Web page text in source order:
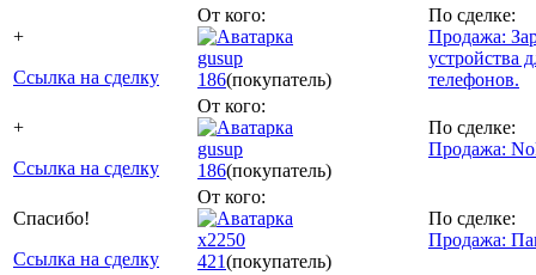
+
Ссылка на сделку
От кого:
gusup
186(покупатель)
По сделке:
Продажа:
устройства
телефонов.
+
Ссылка на сделку
От кого:
gusup
186(покупатель)
По сделке:
Продажа:
Спасибо!
Ссылка на сделку
От кого:
x2250
421(покупатель)
По сделке:
Продажа: